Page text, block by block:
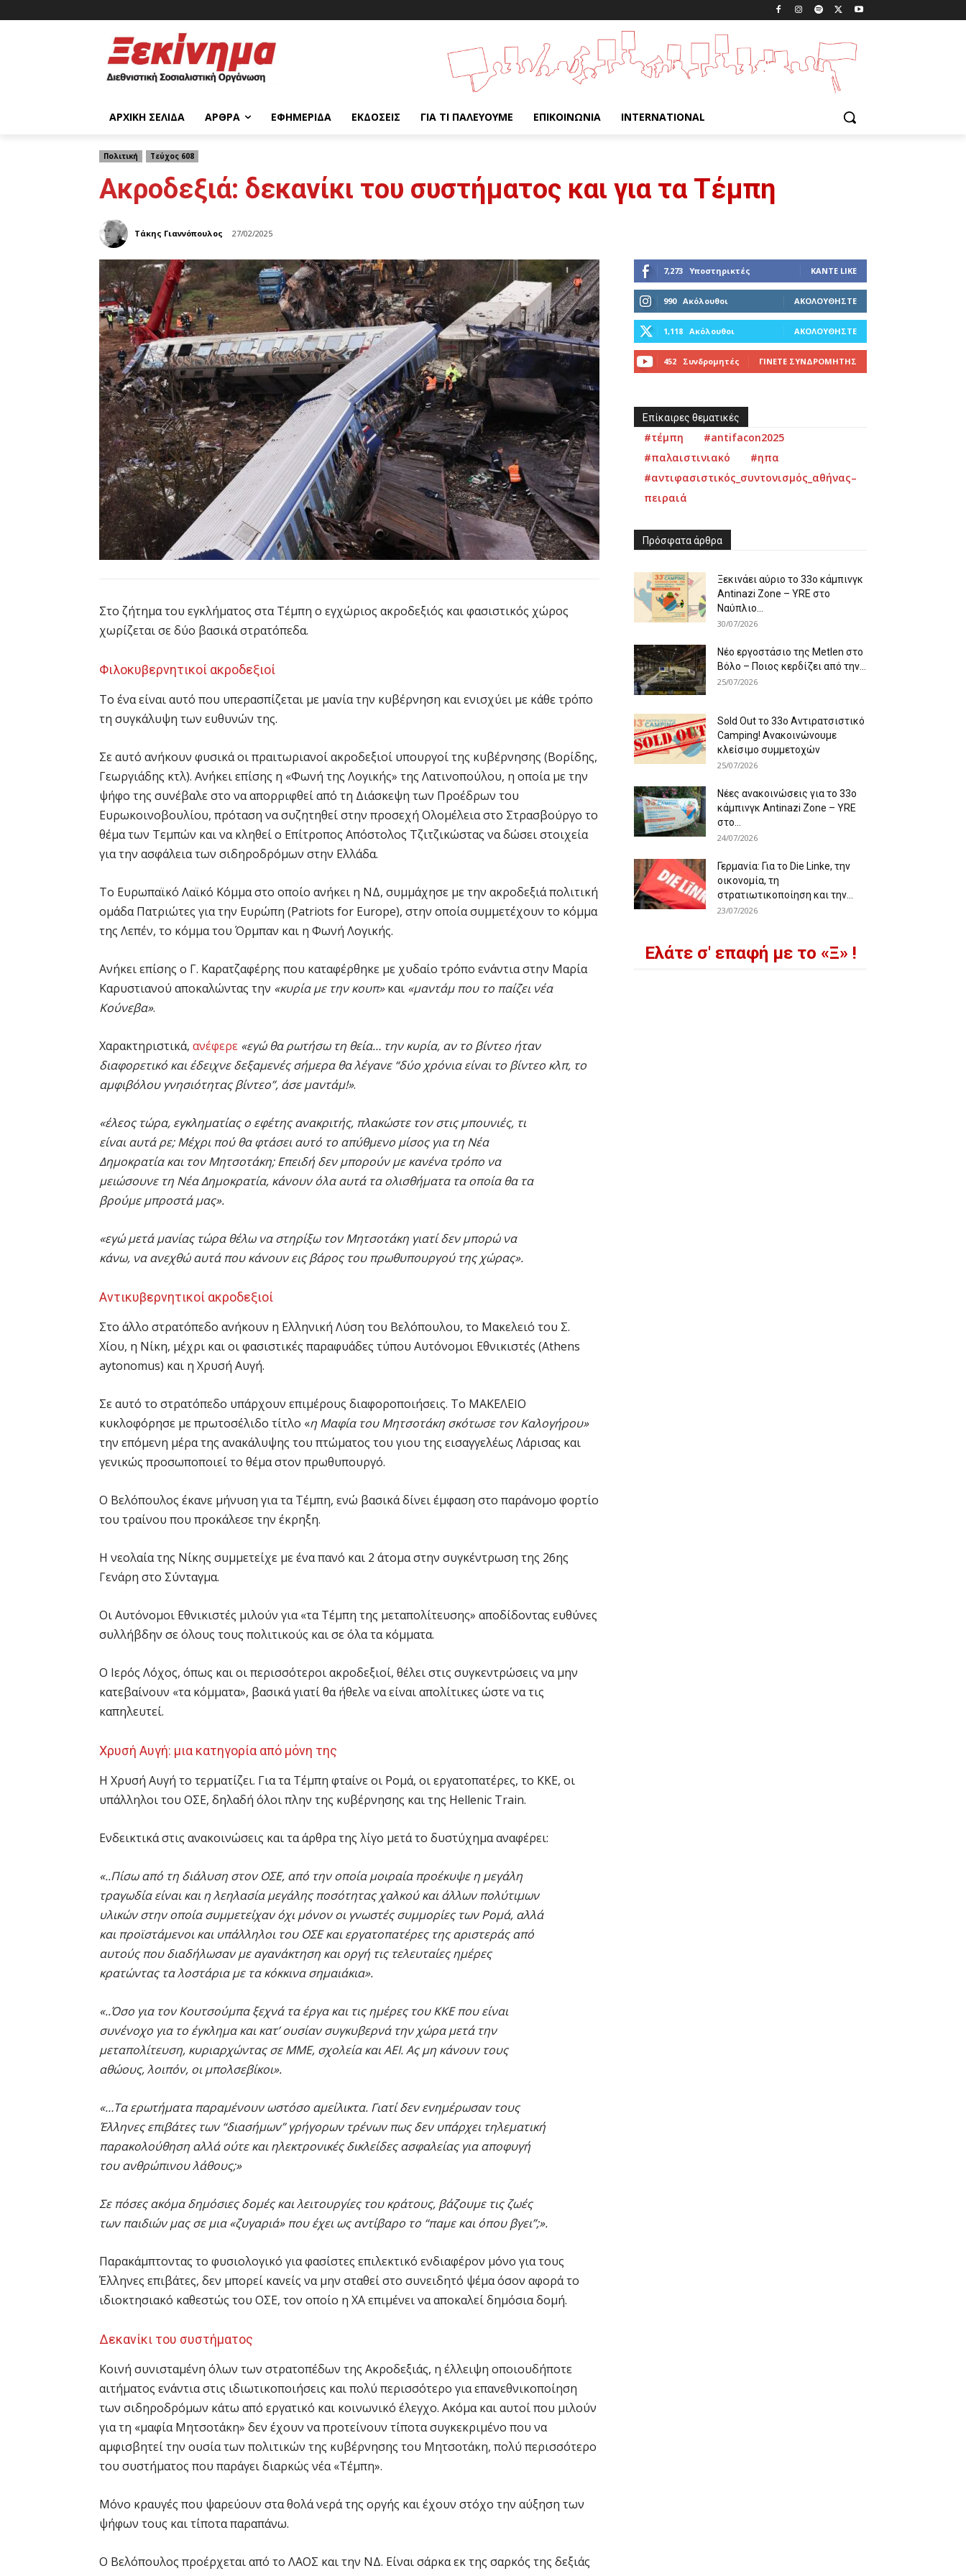
ΑΡΧΙΚΉ ΣΕΛΊΔΑ ΆΡΘΡΑ ΕΦΗΜΕΡΊΔΑ ΕΚΔΌΣΕΙΣ ΓΙΑ ΤΙ ΠΑΛΕΎΟΥΜΕ ΕΠΙΚΟΙΝΩΝΊΑ INTERNATIONAL
Πολιτική Τεύχος 608
Ακροδεξιά: δεκανίκι του συστήματος και για τα Τέμπη
Τάκης Γιαννόπουλος 27/02/2025
Στο ζήτημα του εγκλήματος στα Τέμπη ο εγχώριος ακροδεξιός και φασιστικός χώρος
χωρίζεται σε δύο βασικά στρατόπεδα.
Φιλοκυβερνητικοί ακροδεξιοί
Το ένα είναι αυτό που υπερασπίζεται με μανία την κυβέρνηση και ενισχύει με κάθε τρόπο
τη συγκάλυψη των ευθυνών της.
Σε αυτό ανήκουν φυσικά οι πραιτωριανοί ακροδεξιοί υπουργοί της κυβέρνησης (Βορίδης,
Γεωργιάδης κτλ). Ανήκει επίσης η «Φωνή της Λογικής» της Λατινοπούλου, η οποία με την
ψήφο της συνέβαλε στο να απορριφθεί από τη Διάσκεψη των Προέδρων του
Ευρωκοινοβουλίου, πρόταση να συζητηθεί στην προσεχή Ολομέλεια στο Στρασβούργο το
θέμα των Τεμπών και να κληθεί ο Επίτροπος Απόστολος Τζιτζικώστας να δώσει στοιχεία
για την ασφάλεια των σιδηροδρόμων στην Ελλάδα.
Το Ευρωπαϊκό Λαϊκό Κόμμα στο οποίο ανήκει η ΝΔ, συμμάχησε με την ακροδεξιά πολιτική
ομάδα Πατριώτες για την Ευρώπη (Patriots for Europe), στην οποία συμμετέχουν το κόμμα
της Λεπέν, το κόμμα του Όρμπαν και η Φωνή Λογικής.
Ανήκει επίσης ο Γ. Καρατζαφέρης που καταφέρθηκε με χυδαίο τρόπο ενάντια στην Μαρία
Καρυστιανού αποκαλώντας την «κυρία με την κουπ»και «μαντάμ που το παίζει νέα
Κούνεβα».
Χαρακτηριστικά, ανέφερε «εγώ θα ρωτήσω τη θεία… την κυρία, αν το βίντεο ήταν
διαφορετικό και έδειχνε δεξαμενές σήμερα θα λέγανε “δύο χρόνια είναι το βίντεο κλπ, το
αμφιβόλου γνησιότητας βίντεο”, άσε μαντάμ!».
«έλεος τώρα, εγκληματίας ο εφέτης ανακριτής, πλακώστε τον στις μπουνιές, τι
είναι αυτά ρε; Μέχρι πού θα φτάσει αυτό το απύθμενο μίσος για τη Νέα
Δημοκρατία και τον Μητσοτάκη; Επειδή δεν μπορούν με κανένα τρόπο να
μειώσουνε τη Νέα Δημοκρατία, κάνουν όλα αυτά τα ολισθήματα τα οποία θα τα
βρούμε μπροστά μας».
«εγώ μετά μανίας τώρα θέλω να στηρίξω τον Μητσοτάκη γιατί δεν μπορώ να
κάνω, να ανεχθώ αυτά που κάνουν εις βάρος του πρωθυπουργού της χώρας».
Αντικυβερνητικοί ακροδεξιοί
Στο άλλο στρατόπεδο ανήκουν η Ελληνική Λύση του Βελόπουλου, το Μακελειό του Σ.
Χίου, η Νίκη, μέχρι και οι φασιστικές παραφυάδες τύπου Αυτόνομοι Εθνικιστές (Athens
aytonomus) και η Χρυσή Αυγή.
Σε αυτό το στρατόπεδο υπάρχουν επιμέρους διαφοροποιήσεις. Το ΜΑΚΕΛΕΙΟ
κυκλοφόρησε με πρωτοσέλιδο τίτλο «η Μαφία του Μητσοτάκη σκότωσε τον Καλογήρου»
την επόμενη μέρα της ανακάλυψης του πτώματος του γιου της εισαγγελέως Λάρισας και
γενικώς προσωποποιεί το θέμα στον πρωθυπουργό.
Ο Βελόπουλος έκανε μήνυση για τα Τέμπη, ενώ βασικά δίνει έμφαση στο παράνομο φορτίο
του τραίνου που προκάλεσε την έκρηξη.
Η νεολαία της Νίκης συμμετείχε με ένα πανό και 2 άτομα στην συγκέντρωση της 26ης
Γενάρη στο Σύνταγμα.
Οι Αυτόνομοι Εθνικιστές μιλούν για «τα Τέμπη της μεταπολίτευσης» αποδίδοντας ευθύνες
συλλήβδην σε όλους τους πολιτικούς και σε όλα τα κόμματα.
Ο Ιερός Λόχος, όπως και οι περισσότεροι ακροδεξιοί, θέλει στις συγκεντρώσεις να μην
κατεβαίνουν «τα κόμματα», βασικά γιατί θα ήθελε να είναι απολίτικες ώστε να τις
καπηλευτεί.
Χρυσή Αυγή: μια κατηγορία από μόνη της
Η Χρυσή Αυγή το τερματίζει. Για τα Τέμπη φταίνε οι Ρομά, οι εργατοπατέρες, το ΚΚΕ, οι
υπάλληλοι του ΟΣΕ, δηλαδή όλοι πλην της κυβέρνησης και της Hellenic Train.
Ενδεικτικά στις ανακοινώσεις και τα άρθρα της λίγο μετά το δυστύχημα αναφέρει:
«..Πίσω από τη διάλυση στον ΟΣΕ, από την οποία μοιραία προέκυψε η μεγάλη
τραγωδία είναι και η λεηλασία μεγάλης ποσότητας χαλκού και άλλων πολύτιμων
υλικών στην οποία συμμετείχαν όχι μόνον οι γνωστές συμμορίες των Ρομά, αλλά
και προϊστάμενοι και υπάλληλοι του ΟΣΕ και εργατοπατέρες της αριστεράς από
αυτούς που διαδήλωσαν με αγανάκτηση και οργή τις τελευταίες ημέρες
κρατώντας τα λοστάρια με τα κόκκινα σημαιάκια».
«..Όσο για τον Κουτσούμπα ξεχνά τα έργα και τις ημέρες του ΚΚΕ που είναι
συνένοχο για το έγκλημα και κατ’ ουσίαν συγκυβερνά την χώρα μετά την
μεταπολίτευση, κυριαρχώντας σε ΜΜΕ, σχολεία και ΑΕΙ. Ας μη κάνουν τους
αθώους, λοιπόν, οι μπολσεβίκοι».
«…Τα ερωτήματα παραμένουν ωστόσο αμείλικτα. Γιατί δεν ενημέρωσαν τους
Έλληνες επιβάτες των “διασήμων” γρήγορων τρένων πως δεν υπάρχει τηλεματική
παρακολούθηση αλλά ούτε και ηλεκτρονικές δικλείδες ασφαλείας για αποφυγή
του ανθρώπινου λάθους;»
Σε πόσες ακόμα δημόσιες δομές και λειτουργίες του κράτους, βάζουμε τις ζωές
των παιδιών μας σε μια «ζυγαριά» που έχει ως αντίβαρο το “παμε και όπου βγει”;».
Παρακάμπτοντας το φυσιολογικό για φασίστες επιλεκτικό ενδιαφέρον μόνο για τους
Έλληνες επιβάτες, δεν μπορεί κανείς να μην σταθεί στο συνειδητό ψέμα όσον αφορά το
ιδιοκτησιακό καθεστώς του ΟΣΕ, τον οποίο η ΧΑ επιμένει να αποκαλεί δημόσια δομή.
Δεκανίκι του συστήματος
Κοινή συνισταμένη όλων των στρατοπέδων της Ακροδεξιάς, η έλλειψη οποιουδήποτε
αιτήματος ενάντια στις ιδιωτικοποιήσεις και πολύ περισσότερο για επανεθνικοποίηση
των σιδηροδρόμων κάτω από εργατικό και κοινωνικό έλεγχο. Ακόμα και αυτοί που μιλούν
για τη «μαφία Μητσοτάκη» δεν έχουν να προτείνουν τίποτα συγκεκριμένο που να
αμφισβητεί την ουσία των πολιτικών της κυβέρνησης του Μητσοτάκη, πολύ περισσότερο
του συστήματος που παράγει διαρκώς νέα «Τέμπη».
Μόνο κραυγές που ψαρεύουν στα θολά νερά της οργής και έχουν στόχο την αύξηση των
ψήφων τους και τίποτα παραπάνω.
Ο Βελόπουλος προέρχεται από το ΛΑΟΣ και την ΝΔ. Είναι σάρκα εκ της σαρκός της δεξιάς
7,273 Υποστηρικτές ΚΆΝΤΕ LIKE
990 Ακόλουθοι ΑΚΟΛΟΥΘΉΣΤΕ
1,118 Ακόλουθοι ΑΚΟΛΟΥΘΉΣΤΕ
452 Συνδρομητές ΓΊΝΕΤΕ ΣΥΝΔΡΟΜΗΤΉΣ
Επίκαιρες θεματικές
#τέμπη
#antifacon2025
#παλαιστινιακό
#ηπα
#αντιφασιστικός_συντονισμός_αθήνας–
πειραιά
Πρόσφατα άρθρα
Ξεκινάει αύριο το 33ο κάμπινγκ
Antinazi Zone – YRE στο
Ναύπλιο...
30/07/2026
Νέο εργοστάσιο της Metlen στο
Βόλο – Ποιος κερδίζει από την...
25/07/2026
Sold Out το 33ο Αντιρατσιστικό
Camping! Ανακοινώνουμε
κλείσιμο συμμετοχών
25/07/2026
Νέες ανακοινώσεις για το 33ο
κάμπινγκ Antinazi Zone – YRE
στο...
24/07/2026
Γερμανία: Για το Die Linke, την
οικονομία, τη
στρατιωτικοποίηση και την...
23/07/2026
Ελάτε σ' επαφή με το «Ξ» !